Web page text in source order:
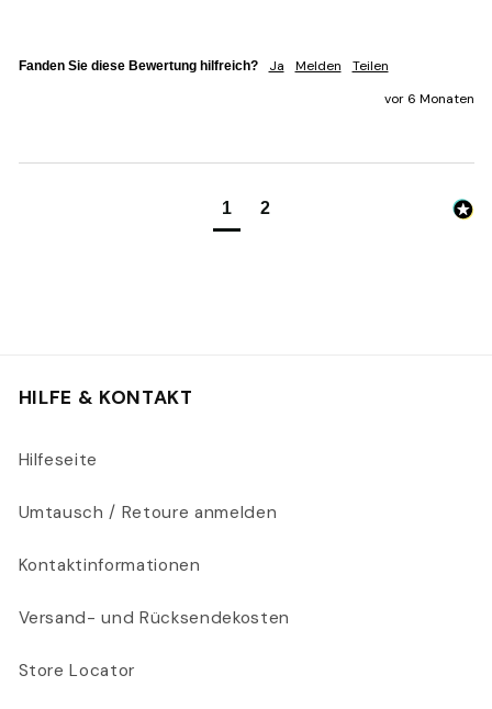
Fanden Sie diese Bewertung hilfreich? Ja Melden
Teilen
vor 6 Monaten
1 2
HILFE & KONTAKT
Hilfeseite
Umtausch / Retoure anmelden
Kontaktinformationen
Versand- und Rücksendekosten
Store Locator